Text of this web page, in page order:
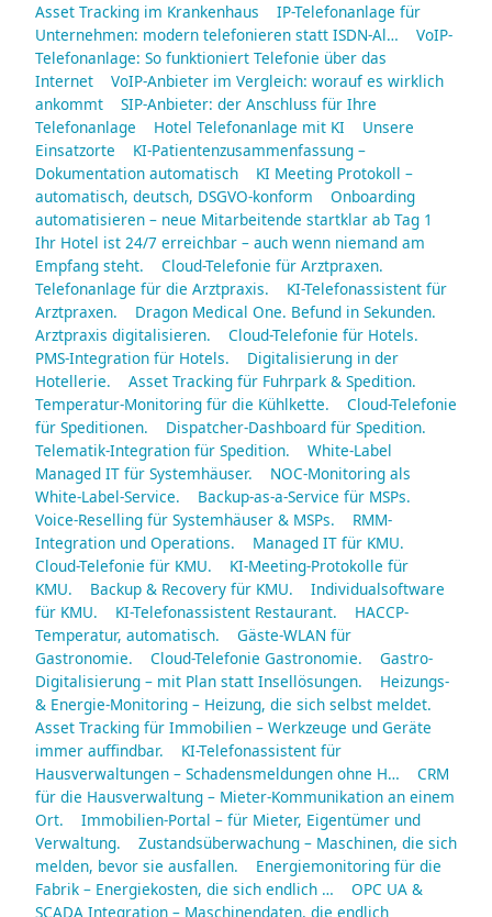
Asset Tracking im Krankenhaus
IP-Telefonanlage für
Unternehmen: modern telefonieren statt ISDN-Al…
VoIP-
Telefonanlage: So funktioniert Telefonie über das
Internet
VoIP-Anbieter im Vergleich: worauf es wirklich
ankommt
SIP-Anbieter: der Anschluss für Ihre
Telefonanlage
Hotel Telefonanlage mit KI
Unsere
Einsatzorte
KI-Patientenzusammenfassung –
Dokumentation automatisch
KI Meeting Protokoll –
automatisch, deutsch, DSGVO-konform
Onboarding
automatisieren – neue Mitarbeitende startklar ab Tag 1
Ihr Hotel ist 24/7 erreichbar – auch wenn niemand am
Empfang steht.
Cloud-Telefonie für Arztpraxen.
Telefonanlage für die Arztpraxis.
KI-Telefonassistent für
Arztpraxen.
Dragon Medical One. Befund in Sekunden.
Arztpraxis digitalisieren.
Cloud-Telefonie für Hotels.
PMS-Integration für Hotels.
Digitalisierung in der
Hotellerie.
Asset Tracking für Fuhrpark & Spedition.
Temperatur-Monitoring für die Kühlkette.
Cloud-Telefonie
für Speditionen.
Dispatcher-Dashboard für Spedition.
Telematik-Integration für Spedition.
White-Label
Managed IT für Systemhäuser.
NOC-Monitoring als
White-Label-Service.
Backup-as-a-Service für MSPs.
Voice-Reselling für Systemhäuser & MSPs.
RMM-
Integration und Operations.
Managed IT für KMU.
Cloud-Telefonie für KMU.
KI-Meeting-Protokolle für
KMU.
Backup & Recovery für KMU.
Individualsoftware
für KMU.
KI-Telefonassistent Restaurant.
HACCP-
Temperatur, automatisch.
Gäste-WLAN für
Gastronomie.
Cloud-Telefonie Gastronomie.
Gastro-
Digitalisierung – mit Plan statt Insellösungen.
Heizungs-
& Energie-Monitoring – Heizung, die sich selbst meldet.
Asset Tracking für Immobilien – Werkzeuge und Geräte
immer auffindbar.
KI-Telefonassistent für
Hausverwaltungen – Schadensmeldungen ohne H…
CRM
für die Hausverwaltung – Mieter-Kommunikation an einem
Ort.
Immobilien-Portal – für Mieter, Eigentümer und
Verwaltung.
Zustandsüberwachung – Maschinen, die sich
melden, bevor sie ausfallen.
Energiemonitoring für die
Fabrik – Energiekosten, die sich endlich …
OPC UA &
SCADA Integration – Maschinendaten, die endlich